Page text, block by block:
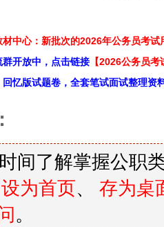
材中心：新批次的2026年公务员考试
群开放中，点击链接 【2026公务员
回忆版试题卷，全套笔试面试整理资
间了解掌握公职
设为首页、 存为桌
。